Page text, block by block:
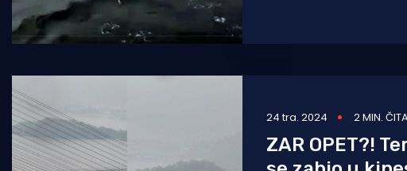
24 tra. 2024 2 MIN.
ZAR OPET?!